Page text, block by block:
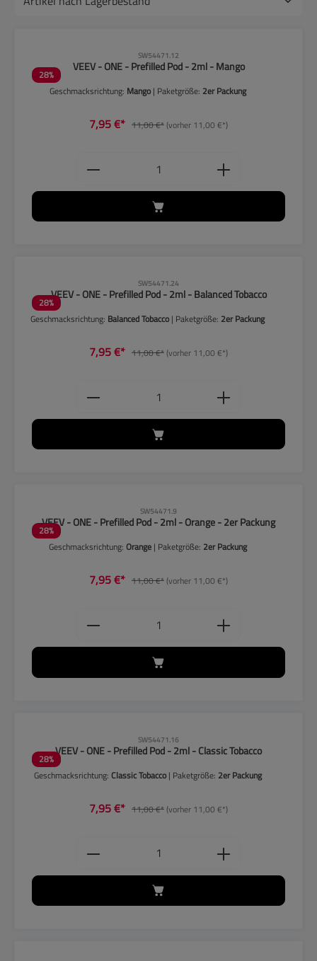
28%
SW54471.12
VEEV - ONE - Prefilled Pod - 2ml - Mango
Geschmacksrichtung: Mango | Paketgröße: 2er Packung
7,95 €* 11,00 €*(vorher 11,00 €*)
Produkt Anzahl: Gib den
28%
SW54471.24
VEEV - ONE - Prefilled Pod - 2ml - Balanced Tobacco
Geschmacksrichtung: Balanced Tobacco | Paketgröße: 2er Packung
7,95 €* 11,00 €*(vorher 11,00 €*)
Produkt Anzahl: Gib den
28%
SW54471.9
VEEV - ONE - Prefilled Pod - 2ml - Orange - 2er Packung
Geschmacksrichtung: Orange | Paketgröße: 2er Packung
7,95 €* 11,00 €*(vorher 11,00 €*)
Produkt Anzahl: Gib den
28%
SW54471.16
VEEV - ONE - Prefilled Pod - 2ml - Classic Tobacco
Geschmacksrichtung: Classic Tobacco | Paketgröße: 2er Packung
7,95 €* 11,00 €*(vorher 11,00 €*)
Produkt Anzahl: Gib den